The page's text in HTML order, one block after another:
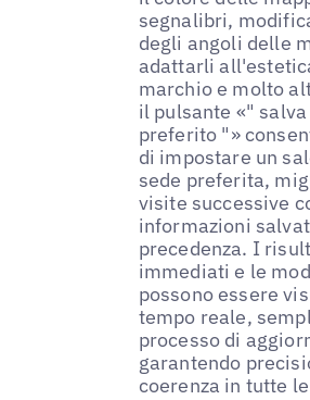
segnalibri,
degli angoli delle
adattarli
marchio e molto
il pulsante «"
preferito "»
di impostare un
sede preferita,
visite successive
informazioni
precedenza. I
immediati e le
possono essere
tempo reale,
processo di
garantendo
coerenza in tutte